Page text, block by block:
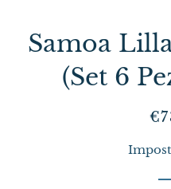
Samoa
(Set 6